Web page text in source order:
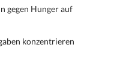
gegen Hunger auf
konzentrieren